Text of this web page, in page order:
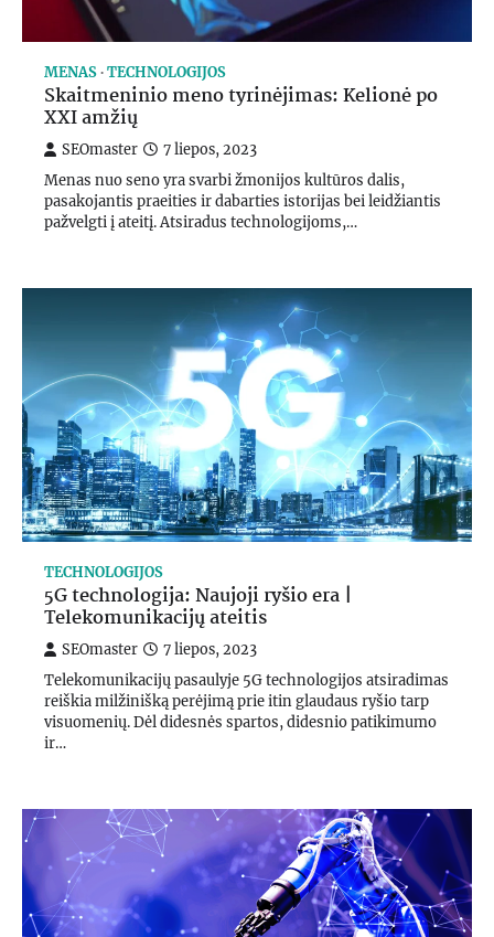
MENAS TECHNOLOGIJOS
Skaitmeninio meno tyrinėjimas: Kelionė po
XXI amžių
SEOmaster 7 liepos, 2023
Menas nuo seno yra svarbi žmonijos kultūros dalis,
pasakojantis praeities ir dabarties istorijas bei leidžiantis
pažvelgti į ateitį. Atsiradus technologijoms,…
TECHNOLOGIJOS
5G technologija: Naujoji ryšio era |
Telekomunikacijų ateitis
SEOmaster 7 liepos, 2023
Telekomunikacijų pasaulyje 5G technologijos atsiradimas
reiškia milžinišką perėjimą prie itin glaudaus ryšio tarp
visuomenių. Dėl didesnės spartos, didesnio patikimumo
ir…